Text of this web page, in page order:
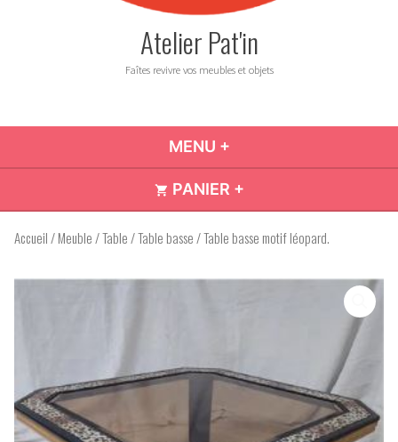
Atelier Pat'in
Faîtes revivre vos meubles et objets
MENU +
PANIER +
Accueil/Meuble/Table/Table basse/ Table basse motif léopard.